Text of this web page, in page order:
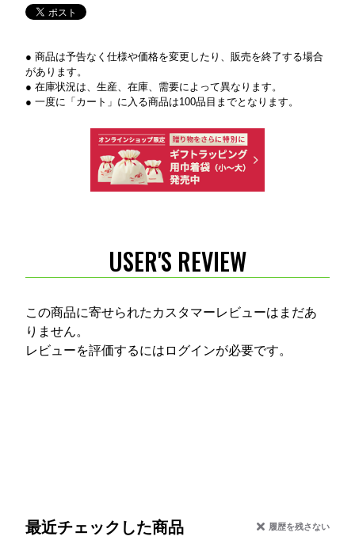
● 商品は予告なく仕様や価格を変更したり、販売を終了する場合
があります。
● 在庫状況は、生産、在庫、需要によって異なります。
● 一度に「カート」に入る商品は100品目までとなります。
USER'S REVIEW
この商品に寄せられたカスタマーレビューはまだあ
りません。
レビューを評価するには ログインが必要です。
最近チェックした商品 履歴を残さない